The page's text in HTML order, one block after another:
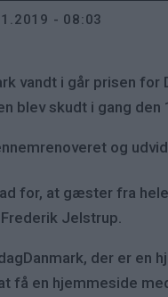
- 08:03
vandt i går prisen
blev skudt i gang
og
for, at gæster fra
Jelstrup.
der er en
få en hjemmeside